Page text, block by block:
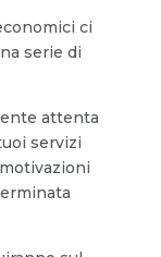
ci
serie di
attenta
servizi